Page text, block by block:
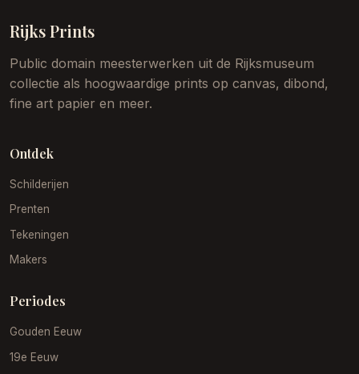
Rijks Prints
Public domain meesterwerken uit de Rijksmuseum
collectie als hoogwaardige prints op canvas, dibond,
fine art papier en meer.
Ontdek
Schilderijen
Prenten
Tekeningen
Makers
Periodes
Gouden Eeuw
19e Eeuw